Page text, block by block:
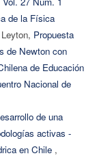
de la Física
Propuesta
de Newton con
de Educación
Nacional de
de una
activas -
en Chile ,